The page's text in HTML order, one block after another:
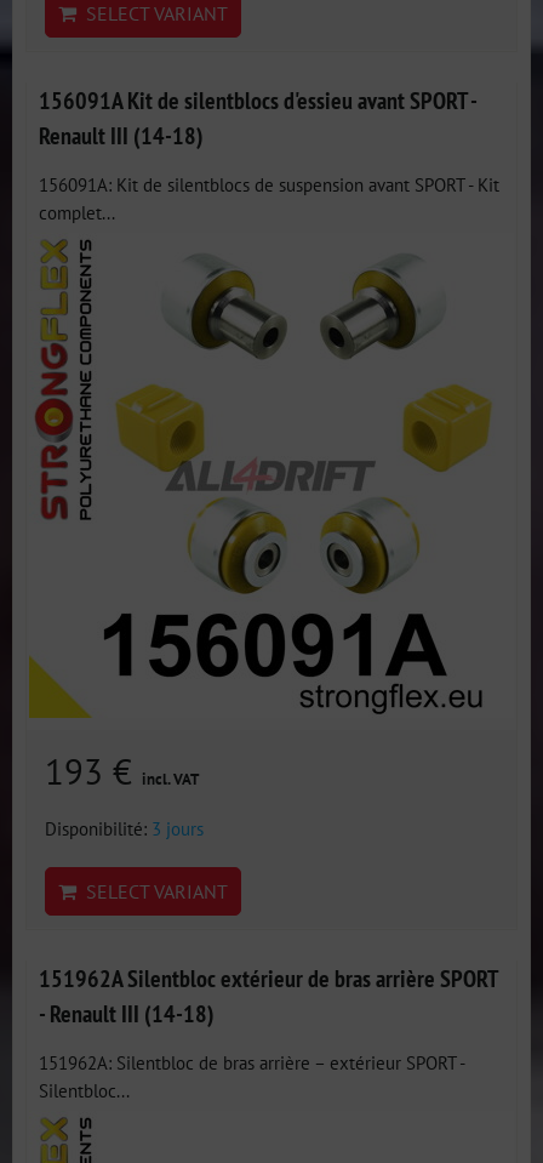
SELECT VARIANT
156091A Kit de silentblocs d'essieu avant SPORT -
Renault III (14-18)
156091A: Kit de silentblocs de suspension avant SPORT - Kit
complet...
193 € incl. VAT
Disponibilité: 3 jours
SELECT VARIANT
151962A Silentbloc extérieur de bras arrière SPORT
- Renault III (14-18)
151962A: Silentbloc de bras arrière – extérieur SPORT -
Silentbloc...